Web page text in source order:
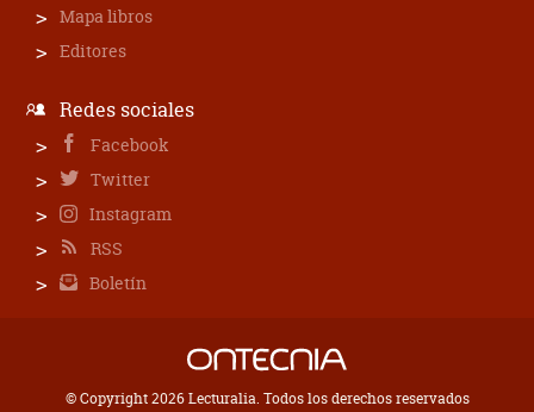
Mapa libros
Editores
Redes sociales
Facebook
Twitter
Instagram
RSS
Boletín
© Copyright 2026 Lecturalia. Todos los derechos reservados